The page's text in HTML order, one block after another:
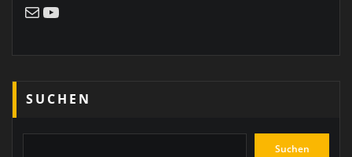
E-MailYouTube
SUCHEN
Suchen